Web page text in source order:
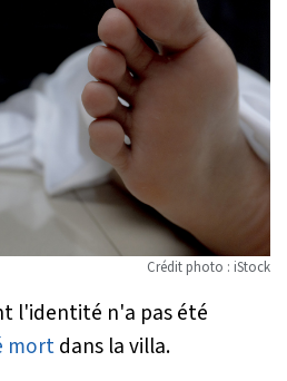
Crédit photo : iStock
l'identité n'a pas été
mortdans la villa.